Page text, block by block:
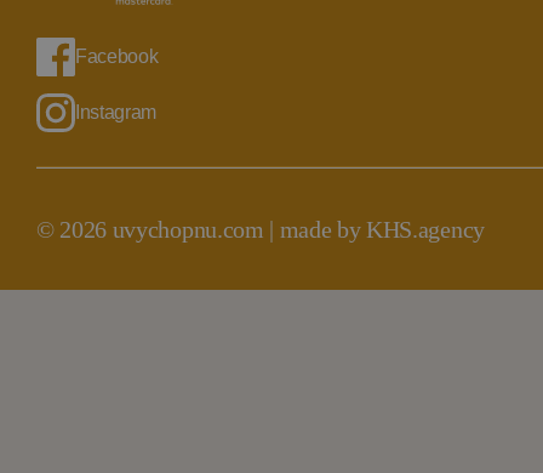
Facebook
Instagram
© 2026 uvychopnu.com | made by KHS.agency